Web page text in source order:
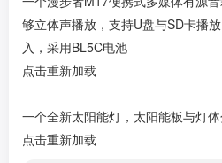
够立体声播放，支持U盘与SD卡播
入，采用BL5C电池
点击重新加载
一个全新太阳能灯，太阳能板与灯
点击重新加载